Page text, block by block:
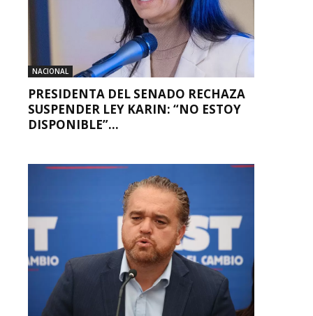
NACIONAL
PRESIDENTA DEL SENADO RECHAZA
SUSPENDER LEY KARIN: “NO ESTOY
DISPONIBLE”...